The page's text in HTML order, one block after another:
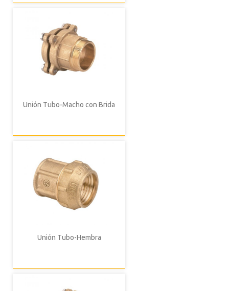
Unión Tubo-Macho con Brida
Unión Tubo-Hembra